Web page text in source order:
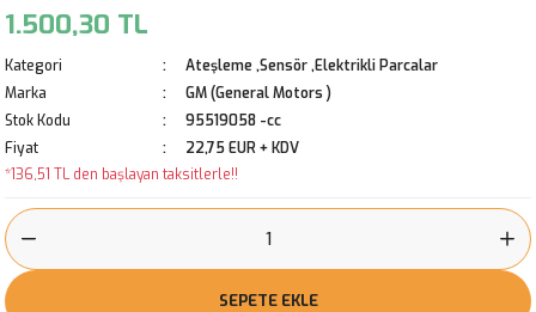
1.500,30 TL
Kategori
Ateşleme ,Sensör ,Elektrikli Parcalar
Marka
GM (General Motors )
Stok Kodu
95519058 -cc
Fiyat
22,75 EUR + KDV
*136,51 TL den başlayan taksitlerle!!
SEPETE EKLE